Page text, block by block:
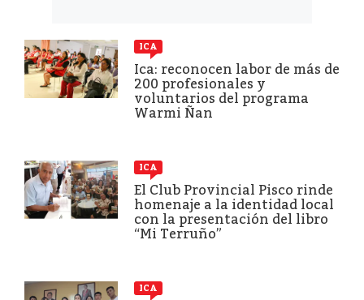
ICA
Ica: reconocen labor de más de
200 profesionales y
voluntarios del programa
Warmi Ñan
ICA
El Club Provincial Pisco rinde
homenaje a la identidad local
con la presentación del libro
“Mi Terruño”
ICA